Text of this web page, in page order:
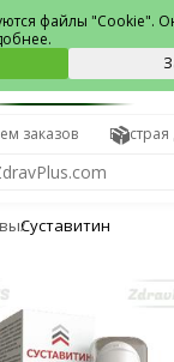
заказов Быстрая
Суставитин
файлы "Cookie".